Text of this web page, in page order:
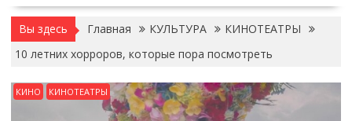
Вы здесь Главная КУЛЬТУРА
КИНОТЕАТРЫ
10 летних хорроров, которые пора посмотреть
КИНО КИНОТЕАТРЫ